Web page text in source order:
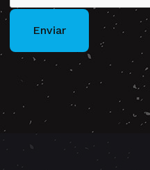
Enviar